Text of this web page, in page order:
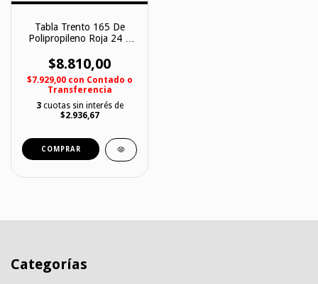
Tabla Trento 165 De
Polipropileno Roja 24 X
$8.810,00
$7.929,00 con Contado o
Transferencia
3 cuotas sin interés de
$2.936,67
COMPRAR
Categorías